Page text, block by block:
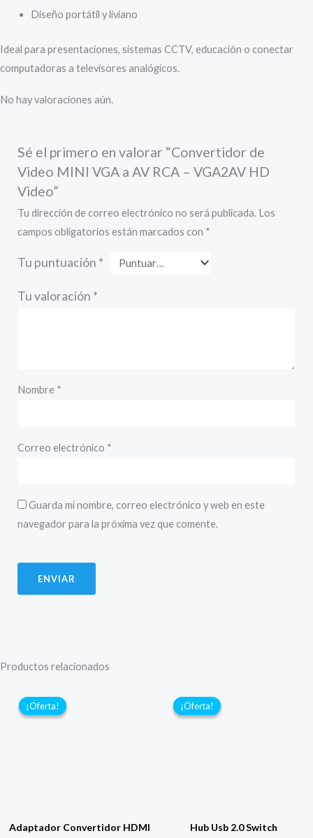
Diseño portátil y liviano
Ideal para presentaciones, sistemas CCTV, educación o conectar
computadoras a televisores analógicos.
No hay valoraciones aún.
Sé el primero en valorar “Convertidor de
Video MINI VGA a AV RCA – VGA2AV HD
Video”
Tu dirección de correo electrónico no será publicada. Los
campos obligatorios están marcados con *
Tu puntuación *
Tu valoración *
Nombre *
Correo electrónico *
Guarda mi nombre, correo electrónico y web en este
navegador para la próxima vez que comente.
Productos relacionados
¡Oferta!
¡Oferta!
Adaptador Convertidor HDMI
¡Oferta!
¡Oferta!
Hub Usb 2.0 Switch